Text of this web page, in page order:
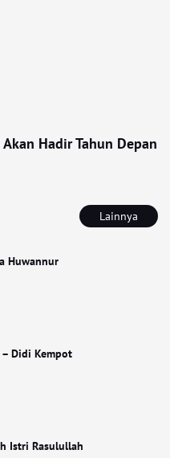
Lainnya
Huwannur
– Didi Kempot
Istri Rasulullah
Hadir Tahun Depan